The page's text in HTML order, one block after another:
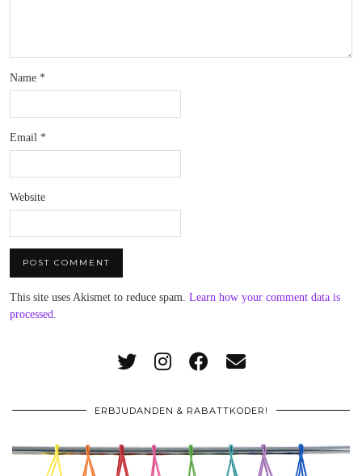
Name *
Email *
Website
This site uses Akismet to reduce spam. Learn how your comment data is
processed
ERBJUDANDEN & RABATTKODER!